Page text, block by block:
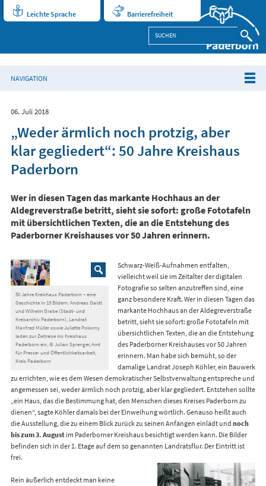
Leichte Sprache Barrierefreiheit
NAVIGATION
06. Juli 2018
„Weder ärmlich noch protzig, aber
klar gegliedert“: 50 Jahre Kreishaus
Paderborn
Wer in diesen Tagen das markante Hochhaus an der
Aldegreverstraße betritt, sieht sie sofort: große Fototafeln
mit übersichtlichen Texten, die an die Entstehung des
Paderborner Kreishauses vor 50 Jahren erinnern.
50 Jahre Kreishaus Paderborn – eine
Geschichte in 13 Bildern: Andreas Gaidt
und Wilhelm Grabe (Stadt- und
Kreisarchiv Paderborn), Landrat
Manfred Müller sowie Juliette Pokorny
laden zur Zeitreise ins Kreishaus
Paderborn ein, © Julian Sprenger, Amt
für Presse- und Öffentlichkeitsarbeit,
Kreis Paderborn
Schwarz-Weiß-Aufnahmen entfalten,
vielleicht weil sie im Zeitalter der digitalen
Fotografie so selten anzutreffen sind, eine
ganz besondere Kraft. Wer in diesen Tagen das
markante Hochhaus an der Aldegreverstraße
betritt, sieht sie sofort: große Fototafeln mit
übersichtlichen Texten, die an die Entstehung
des Paderborner Kreishauses vor 50 Jahren
erinnern. Man habe sich bemüht, so der
damalige Landrat Joseph Köhler, ein Bauwerk
zu errichten, wie es dem Wesen demokratischer Selbstverwaltung entspreche und
angemessen sei, weder ärmlich noch protzig, aber klar gegliedert. Entstehen sollte
„ein Haus, das die Bestimmung hat, den Menschen dieses Kreises Paderborn zu
dienen“, sagte Köhler damals bei der Einweihung wörtlich. Genauso heißt auch
die Ausstellung, die zu einem Blick zurück zu seinen Anfängen einlädt und noch
bis zum 3. August im Paderborner Kreishaus besichtigt werden kann. Die Bilder
befinden sich in der 1. Etage auf dem so genannten Landratsflur. Der Eintritt ist
frei.
Rein äußerlich entdeckt man keine